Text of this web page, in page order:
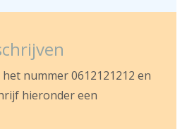
nummer 0612121212 en
hieronder een